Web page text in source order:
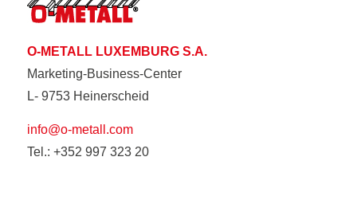
O-METALL LUXEMBURG S.A.
Marketing-Business-Center
L- 9753 Heinerscheid
info@o-metall.com
Tel.: +352 997 323 20